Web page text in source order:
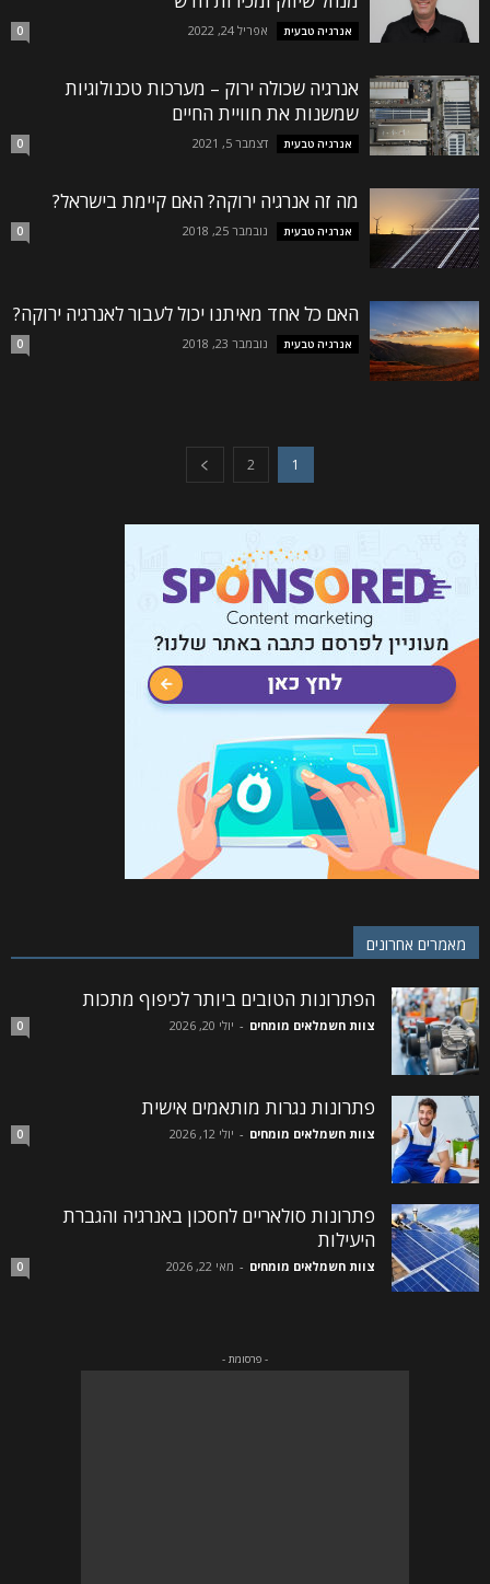
אנרגיה טבעית אפריל 24, 2022 0
אנרגיה שכולה ירוק – מערכות טכנולוגיות
שמשנות את חוויית החיים
אנרגיה טבעית דצמבר 5, 2021 0
מה זה אנרגיה ירוקה? האם קיימת בישראל?
אנרגיה טבעית נובמבר 25, 2018 0
האם כל אחד מאיתנו יכול לעבור לאנרגיה ירוקה?
אנרגיה טבעית נובמבר 23, 2018 0
1
2
מאמרים אחרונים
הפתרונות הטובים ביותר לכיפוף מתכות
צוות חשמלאים מומחים - יולי 20, 2026 0
פתרונות נגרות מותאמים אישית
צוות חשמלאים מומחים - יולי 12, 2026 0
פתרונות סולאריים לחסכון באנרגיה והגברת
היעילות
צוות חשמלאים מומחים - מאי 22, 2026 0
- פרסומת -